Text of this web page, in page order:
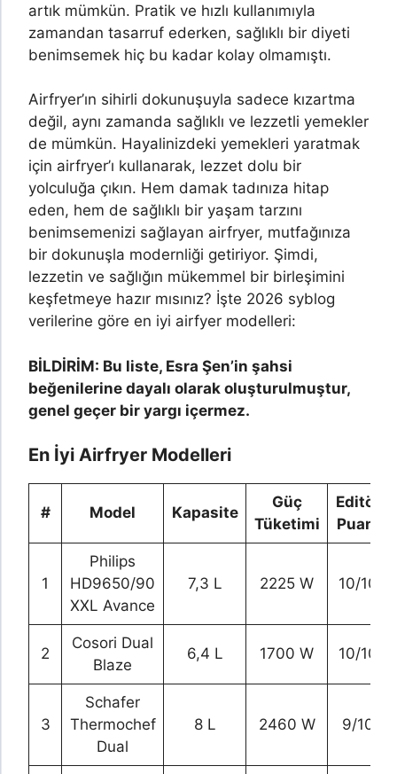
artık mümkün. Pratik ve hızlı kullanımıyla
zamandan tasarruf ederken, sağlıklı bir diyeti
benimsemek hiç bu kadar kolay olmamıştı.
Airfryer’ın sihirli dokunuşuyla sadece kızartma
değil, aynı zamanda sağlıklı ve lezzetli yemekler
de mümkün. Hayalinizdeki yemekleri yaratmak
için airfryer’ı kullanarak, lezzet dolu bir
yolculuğa çıkın. Hem damak tadınıza hitap
eden, hem de sağlıklı bir yaşam tarzını
benimsemenizi sağlayan airfryer, mutfağınıza
bir dokunuşla modernliği getiriyor. Şimdi,
lezzetin ve sağlığın mükemmel bir birleşimini
keşfetmeye hazır mısınız? İşte 2026 syblog
verilerine göre en iyi airfyer modelleri:
BİLDİRİM: Bu liste, Esra Şen’in şahsi
beğenilerine dayalı olarak oluşturulmuştur,
genel geçer bir yargı içermez.
En İyi Airfryer Modelleri
# Model Kapasite
Güç
Tüketimi
Editör
Puanı
1
Philips
HD9650/90
XXL Avance
7,3 L 2225 W 10/10
2
Cosori Dual
Blaze
6,4 L 1700 W 10/10
3
Schafer
Thermochef
Dual
8 L 2460 W 9/10